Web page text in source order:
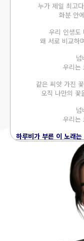
누가 제일 최고
화분 안
우리 인생도
왜 서로 비교하
우리는
같은 씨앗 가진
오직 나만의 꽃
우리는
하루비가 부른 이 노래